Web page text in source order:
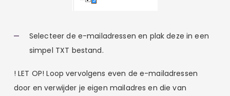
Selecteer de e-mailadressen en plak deze in een
simpel TXT bestand.
! LET OP! Loop vervolgens even de e-mailadressen
door en verwijder je eigen mailadres en die van